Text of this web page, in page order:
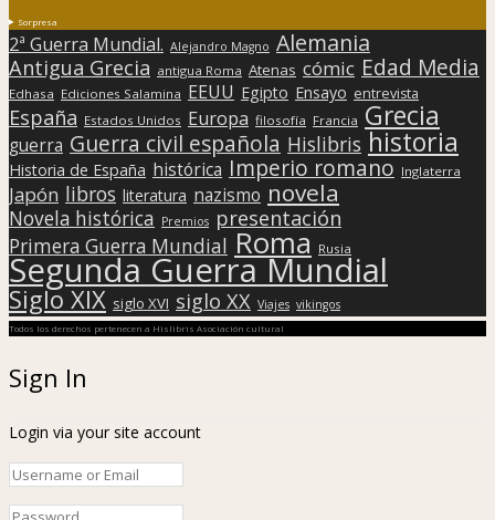
Sorpresa
2ª Guerra Mundial. Alejandro Magno Alemania
Antigua Grecia antigua Roma Atenas cómic Edad Media
Edhasa Ediciones Salamina EEUU Egipto Ensayo entrevista
España Estados Unidos Europa filosofía Francia Grecia
guerra Guerra civil española Hislibris historia
Historia de España histórica Imperio romano Inglaterra
Japón libros literatura nazismo novela
Novela histórica Premios presentación
Primera Guerra Mundial Roma Rusia
Segunda Guerra Mundial
Siglo XIX siglo XVI siglo XX Viajes vikingos
Todos los derechos pertenecen a Hislibris Asociación cultural
Sign In
Login via your site account